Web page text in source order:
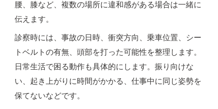
腰、膝など、複数の場所に違和感がある場合は一緒に
伝えます。
診察時には、事故の日時、衝突方向、乗車位置、シー
トベルトの有無、頭部を打った可能性を整理します。
日常生活で困る動作も具体的にします。振り向けな
い、起き上がりに時間がかかる、仕事中に同じ姿勢を
保てないなどです。